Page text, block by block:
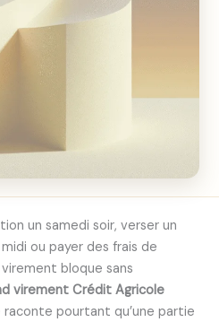
un samedi soir, verser un
ou payer des frais de
bloque sans
virement Crédit Agricole
raconte pourtant qu’une partie